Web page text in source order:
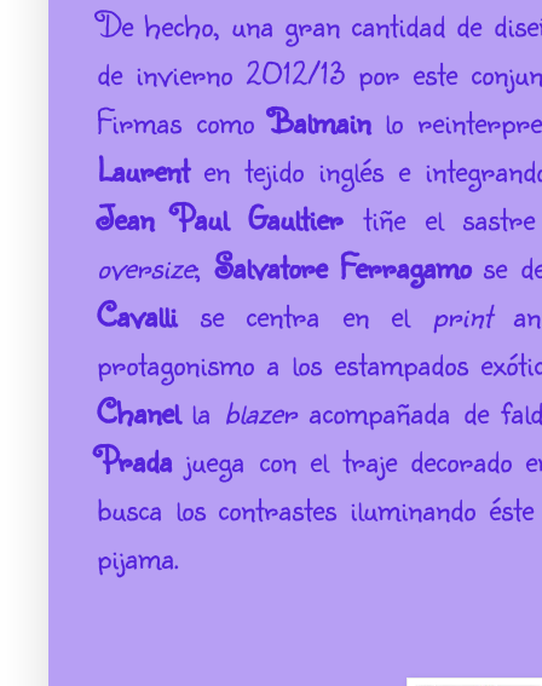
De hecho, una gran cantidad de
de invierno 2012/13 por este
Firmas comoBalmain lo
Laurenten tejido inglés e
Jean Paul Gaultiertiñe el sastre
oversize; Salvatore Ferragamo se
Cavallise centra en el print
protagonismo a los estampados
Chanella blazeracompañada de
Pradajuega con el traje decorado
busca los contrastes iluminando
pijama.